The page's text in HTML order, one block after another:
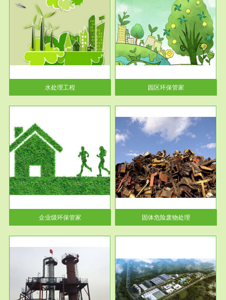
水处理工程
服务范围
园区环保管家
2016 年 4 月，环保部下发《关
于积极发挥环境保护作用促进供
给侧结...
园区环保管家
企业级环保管家
服务范围
固体危险废物处理
固体废物解释：固体废物是指人
们在生产建设、日常生活和其他
活动中...
固体危险废物处理
服务范围
市政固废处理